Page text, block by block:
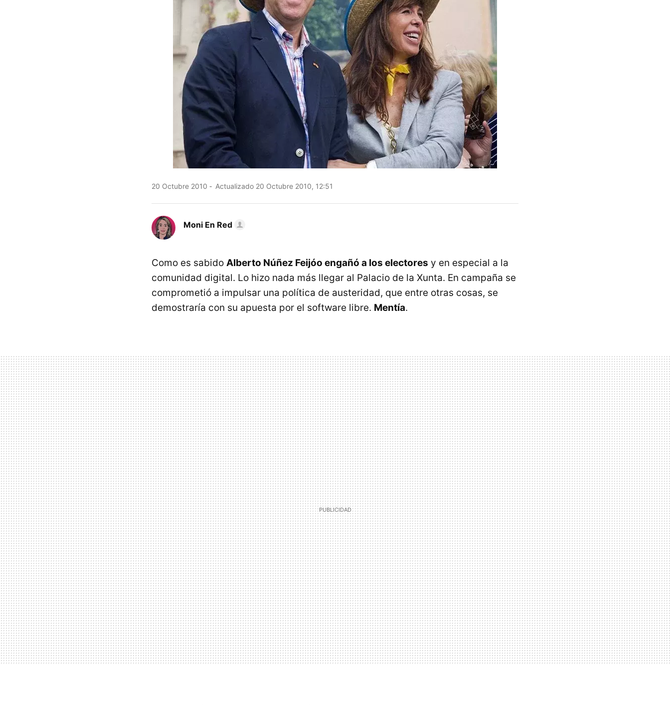
20 Octubre 2010 Actualizado 20 Octubre 2010, 12:51
Moni En Red
Como es sabido Alberto Núñez Feijóo engañó a los electores y en especial a la
comunidad digital. Lo hizo nada más llegar al Palacio de la Xunta. En campaña se
comprometió a impulsar una política de austeridad, que entre otras cosas, se
demostraría con su apuesta por el software libre. Mentía.